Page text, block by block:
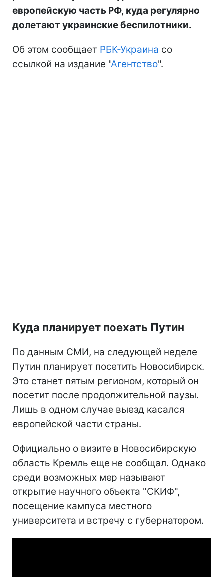
европейскую часть РФ, куда регулярно
долетают украинские беспилотники.
Об этом сообщает РБК-Украина со
ссылкой на издание "Агентство".
Куда планирует поехать Путин
По данным СМИ, на следующей неделе
Путин планирует посетить Новосибирск.
Это станет пятым регионом, который он
посетит после продолжительной паузы.
Лишь в одном случае выезд касался
европейской части страны.
Официально о визите в Новосибирскую
область Кремль еще не сообщал. Однако
среди возможных мер называют
открытие научного объекта "СКИФ",
посещение кампуса местного
университета и встречу с губернатором.